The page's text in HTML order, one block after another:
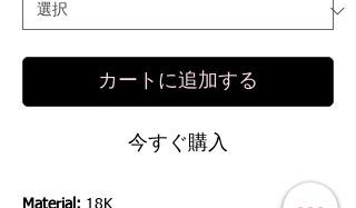
カートに追加する
今すぐ購入
Material: 18K